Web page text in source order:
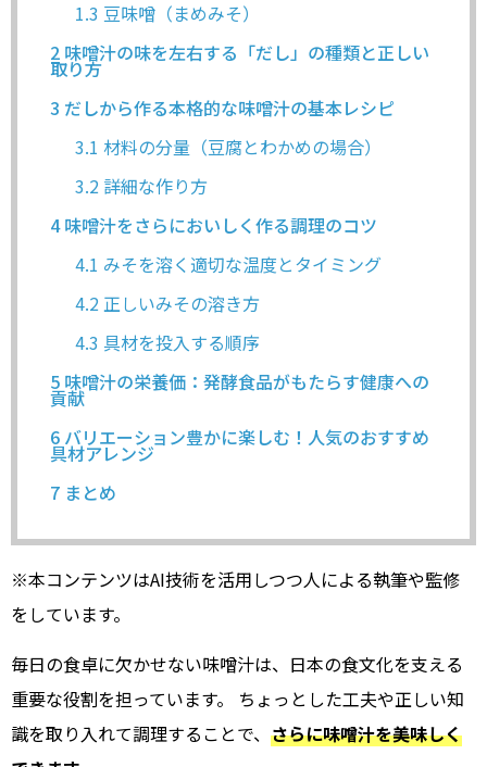
1.3 豆味噌（まめみそ）
2 味噌汁の味を左右する「だし」の種類と正しい
取り方
3 だしから作る本格的な味噌汁の基本レシピ
3.1 材料の分量（豆腐とわかめの場合）
3.2 詳細な作り方
4味噌汁をさらにおいしく作る調理のコツ
4.1 みそを溶く適切な温度とタイミング
4.2 正しいみその溶き方
4.3 具材を投入する順序
5 味噌汁の栄養価：発酵食品がもたらす健康への
貢献
6 バリエーション豊かに楽しむ！人気のおすすめ
具材アレンジ
7 まとめ
※本コンテンツはAI技術を活用しつつ人による執筆や監修
をしています。
毎日の食卓に欠かせない味噌汁は、日本の食文化を支える
重要な役割を担っています。 ちょっとした工夫や正しい知
識を取り入れて調理することで、 さらに味噌汁を美味しく